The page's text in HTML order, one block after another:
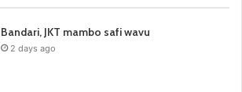
Bandari, JKT mambo safi wavu
2 days ago